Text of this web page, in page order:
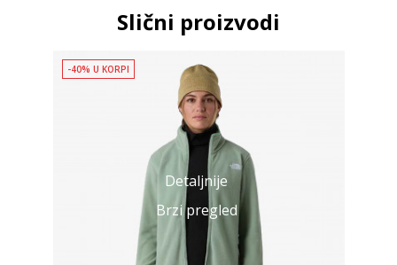
Slični proizvodi
Detaljnije
Brzi pregled
-40% U KORPI